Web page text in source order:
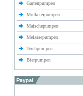
Gartenpumpen
Molkereipumpen
Maischepumpen
Melassepumpen
Teichpumpen
Bierpumpen
Paypal